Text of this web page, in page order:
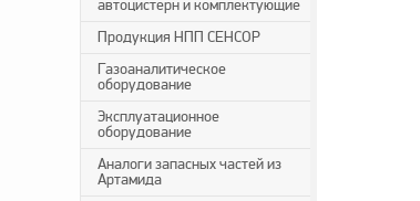
автоцистерн и комплектующие
Продукция НПП СЕНСОР
Газоаналитическое
оборудование
Эксплуатационное
оборудование
Аналоги запасных частей из
Артамида